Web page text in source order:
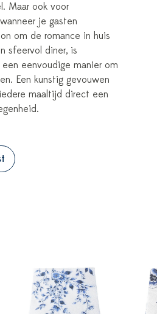
Maar ook voor
je gasten
om de romance in huis
sfeervol diner, is
eenvoudige manier om
Een kunstig gevouwen
maaltijd direct een